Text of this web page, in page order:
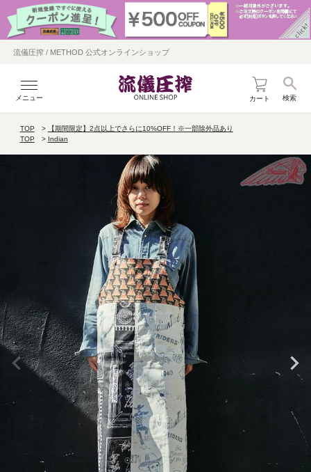
流儀圧搾 / METHOD 公式オンラインショップ
メニュー カート 検索
TOP
【期間限定】2点以上でさらに10%OFF！※一部除外品あり
TOP
Indian